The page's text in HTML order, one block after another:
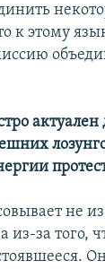
к этому
не
за того,